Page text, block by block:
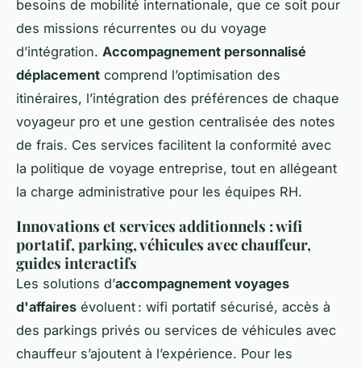
besoins de mobilité internationale, que ce soit pour
des missions récurrentes ou du voyage
d’intégration. Accompagnement personnalisé
déplacement comprend l’optimisation des
itinéraires, l’intégration des préférences de chaque
voyageur pro et une gestion centralisée des notes
de frais. Ces services facilitent la conformité avec
la politique de voyage entreprise, tout en allégeant
la charge administrative pour les équipes RH.
Innovations et services additionnels : wifi
portatif, parking, véhicules avec chauffeur,
guides interactifs
Les solutions d’accompagnement voyages
d'affaires évoluent : wifi portatif sécurisé, accès à
des parkings privés ou services de véhicules avec
chauffeur s’ajoutent à l’expérience. Pour les